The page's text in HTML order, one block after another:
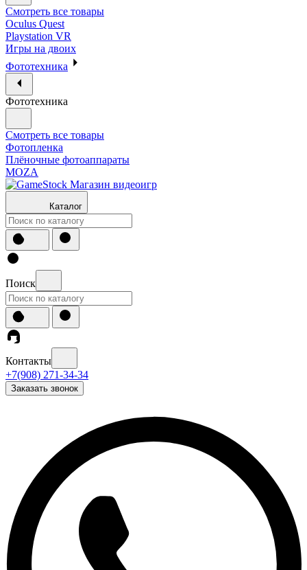
Смотреть все товары
Oculus Quest
Playstation VR
Игры на двоих
Фототехника
Фототехника
Смотреть все товары
Фотопленка
Плёночные фотоаппараты
MOZA
Каталог
Поиск
Контакты
+7(908) 271-34-34
Заказать звонок